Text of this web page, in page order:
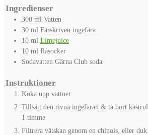
Ingredienser
300 ml Vatten
30 ml Färskriven ingefära
10 ml Limejuice
10 ml Råsocker
Sodavatten Gärna Club soda
Instruktioner
Koka upp vattnet
Tillsätt den rivna ingefäran & ta bort
1 timme
Filtrera vätskan genom en chinois, eller